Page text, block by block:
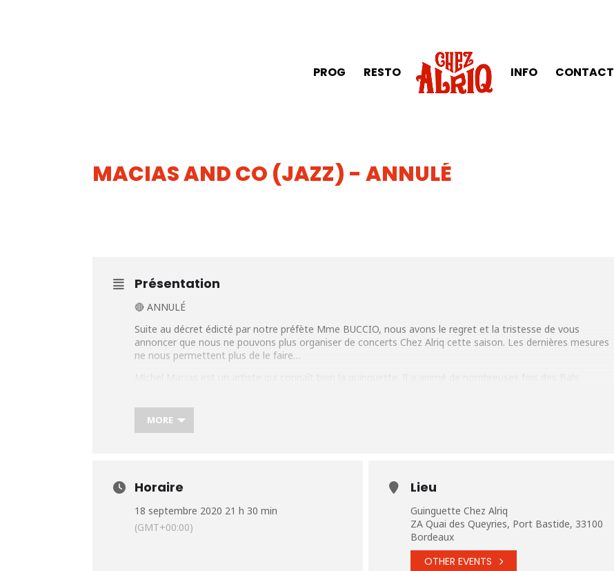
PROG RESTO INFO CONTACT
MACIAS AND CO (JAZZ) - ANNULÉ
Présentation
🔴 ANNULÉ
Suite au décret édicté par notre préfète Mme BUCCIO, nous avons le regret et la tristesse de vous
annoncer que nous ne pouvons plus organiser de concerts Chez Alriq cette saison. Les dernières mesures
ne nous permettent plus de le faire…
qu’il découvre avec le jazz-blues créole de Clifton Chénier, le jazz polyglotte d’Eddy Louiss et Marcel Azzola.
Michel Macias aura alors un regard neuf sur le bal qui le fera chalouper de la Biguine au Manouche avec en
Plus d’infos :
MORE
Horaire
18 septembre 2020 21 h 30 min
(GMT+00:00)
Lieu
Guinguette Chez Alriq
ZA Quai des Queyries, Port Bastide, 33100
Bordeaux
OTHER EVENTS